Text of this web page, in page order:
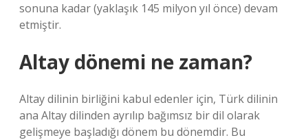
sonuna kadar (yaklaşık 145 milyon yıl önce) devam
etmiştir.
Altay dönemi ne zaman?
Altay dilinin birliğini kabul edenler için, Türk dilinin
ana Altay dilinden ayrılıp bağımsız bir dil olarak
gelişmeye başladığı dönem bu dönemdir. Bu